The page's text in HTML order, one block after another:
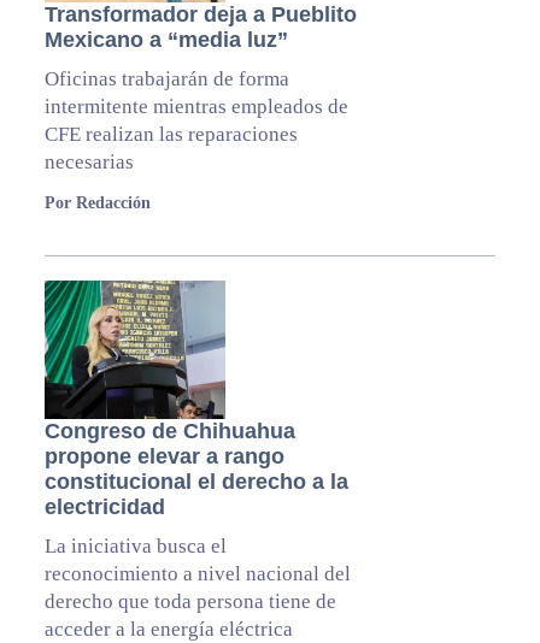
Transformador deja a Pueblito
Mexicano a “media luz”
Oficinas trabajarán de forma
intermitente mientras empleados de
CFE realizan las reparaciones
necesarias
Por Redacción
Congreso de Chihuahua
propone elevar a rango
constitucional el derecho a la
electricidad
La iniciativa busca el
reconocimiento a nivel nacional del
derecho que toda persona tiene de
acceder a la energía eléctrica